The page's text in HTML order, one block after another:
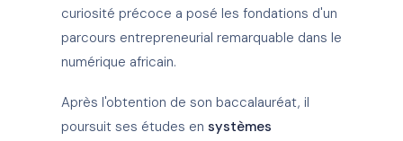
curiosité précoce a posé les fondations d'un
parcours entrepreneurial remarquable dans le
numérique africain.
Après l'obtention de son baccalauréat, il
poursuit ses études en systèmes